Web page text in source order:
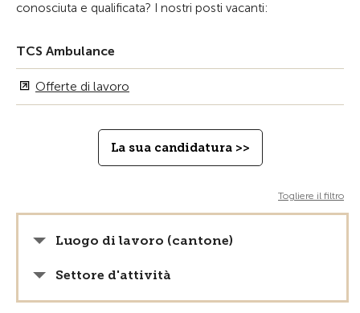
conosciuta e qualificata? I nostri posti vacanti:
TCS Ambulance
Offerte di lavoro
La sua candidatura >>
Togliere il filtro
Luogo di lavoro (cantone)
Settore d'attività